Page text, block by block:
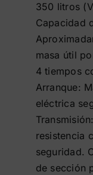
350 litros
Capacidad
masa útil
4 tiempos
Arranque:
eléctrica
resistencia
seguridad.
de sección